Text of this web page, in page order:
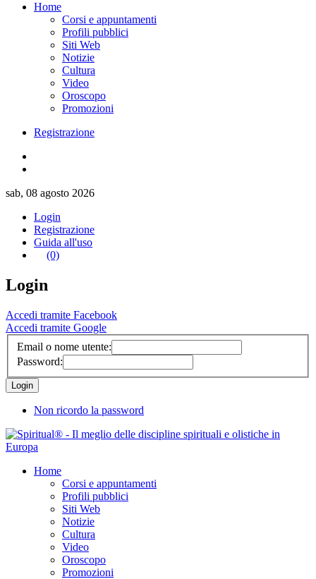
Home
Corsi e appuntamenti
Profili pubblici
Siti Web
Notizie
Cultura
Video
Oroscopo
Promozioni
Registrazione
sab, 08 agosto 2026
Login
Registrazione
Guida all'uso
(0)
Login
Accedi tramite Facebook
Accedi tramite Google
Email o nome utente:
Password:
Non ricordo la password
Home
Corsi e appuntamenti
Profili pubblici
Siti Web
Notizie
Cultura
Video
Oroscopo
Promozioni